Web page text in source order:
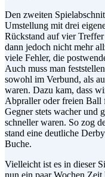
Den zweiten
Umstellung mit drei
Rückstand auf vier
dann jedoch nicht mehr
viele Fehler, die
Auch muss man
sowohl im Verbund, als
waren. Dazu kam, dass
Abpraller oder freien Ball
Gegner stets wacher und
schneller waren. So zog
stand eine deutliche
Buche.
Vielleicht ist es in dieser
nun ein paar Wochen